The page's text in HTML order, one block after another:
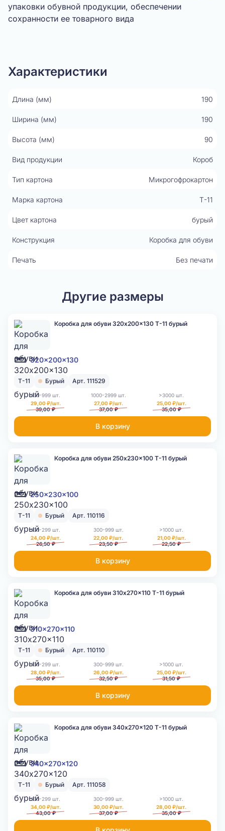
упаковки обувной продукции, обеспечении
сохранности ее товарного вида
Характеристики
Длина (мм) 190
Ширина (мм) 190
Высота (мм) 90
Вид продукции Короб
Тип картона Микрогофрокартон
Марка картона Т-11
Цвет картона бурый
Конструкция Коробка для обуви
Печать Без печати
Другие размеры
320x200x130
Коробка для обуви 320x200x130 Т-11 бурый
Т-11 Бурый Арт. 111529
100-999 шт.
29,00 ₽/шт.
39,00 ₽
1000-2999 шт.
27,00 ₽/шт.
37,00 ₽
>3000 шт.
25,00 ₽/шт.
35,00 ₽
В корзину
250x230x100
Коробка для обуви 250x230x100 Т-11 бурый
Т-11 Бурый Арт. 110116
100-299 шт.
24,00 ₽/шт.
26,50 ₽
300-999 шт.
22,00 ₽/шт.
23,50 ₽
>1000 шт.
21,00 ₽/шт.
22,50 ₽
В корзину
310x270x110
Коробка для обуви 310x270x110 Т-11 бурый
Т-11 Бурый Арт. 110110
100-299 шт.
28,00 ₽/шт.
35,00 ₽
300-999 шт.
26,00 ₽/шт.
32,50 ₽
>1000 шт.
25,00 ₽/шт.
31,50 ₽
В корзину
340x270x120
Коробка для обуви 340x270x120 Т-11 бурый
Т-11 Бурый Арт. 111058
100-299 шт.
34,00 ₽/шт.
43,00 ₽
300-999 шт.
30,00 ₽/шт.
37,00 ₽
>1000 шт.
28,00 ₽/шт.
35,00 ₽